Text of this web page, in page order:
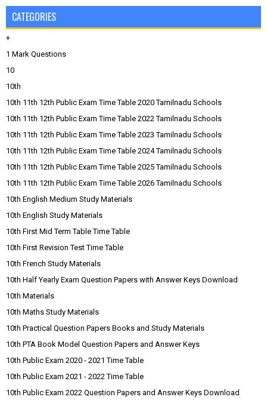
CATEGORIES
+
1 Mark Questions
10
10th
10th 11th 12th Public Exam Time Table 2020 Tamilnadu Schools
10th 11th 12th Public Exam Time Table 2022 Tamilnadu Schools
10th 11th 12th Public Exam Time Table 2023 Tamilnadu Schools
10th 11th 12th Public Exam Time Table 2024 Tamilnadu Schools
10th 11th 12th Public Exam Time Table 2025 Tamilnadu Schools
10th 11th 12th Public Exam Time Table 2026 Tamilnadu Schools
10th English Medium Study Materials
10th English Study Materials
10th First Mid Term Table Time Table
10th First Revision Test Time Table
10th French Study Materials
10th Half Yearly Exam Question Papers with Answer Keys Download
10th Materials
10th Maths Study Materials
10th Practical Question Papers Books and Study Materials
10th PTA Book Model Question Papers and Answer Keys
10th Public Exam 2020 - 2021 Time Table
10th Public Exam 2021 - 2022 Time Table
10th Public Exam 2022 Question Papers and Answer Keys Download